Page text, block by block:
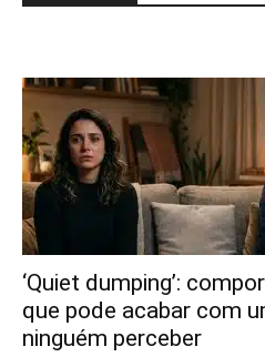
‘Quiet dumping’:
que pode acabar com
ninguém perceber